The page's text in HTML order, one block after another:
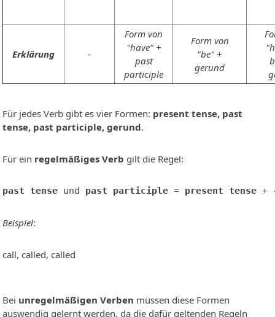
Erklärung -
Form von
"have" +
past
participle
Form von
"be" +
gerund
Für jedes Verb gibt es vier Formen: present tense, past
tense, past participle, gerund.
Für ein regelmäßiges Verb gilt die Regel:
past tense und past participle = present tense +
Beispiel:
call, called, called
Bei unregelmäßigen Verben müssen diese Formen
auswendig gelernt werden, da die dafür geltenden Regeln